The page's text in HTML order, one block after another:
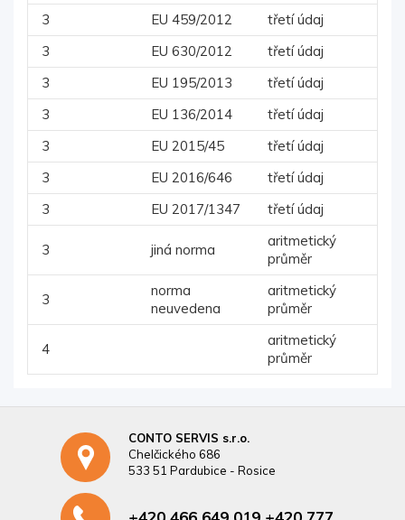
3
EU 459/2012
třetí údaj
3
EU 630/2012
třetí údaj
3
EU 195/2013
třetí údaj
3
EU 136/2014
třetí údaj
3
EU 2015/45
třetí údaj
3
EU 2016/646
třetí údaj
3
EU 2017/1347 třetí údaj
3 jiná norma
aritmetický
průměr
3
norma
neuvedena
aritmetický
průměr
4
aritmetický
průměr
CONTO SERVIS s.r.o.
Chelčického 686
533 51 Pardubice - Rosice